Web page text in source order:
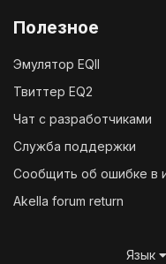
Полезное
Эмулятор EQII
Твиттер EQ2
Чат с разработчиками
Служба поддержки
Сообщить об ошибке в
Akella forum return
Язык